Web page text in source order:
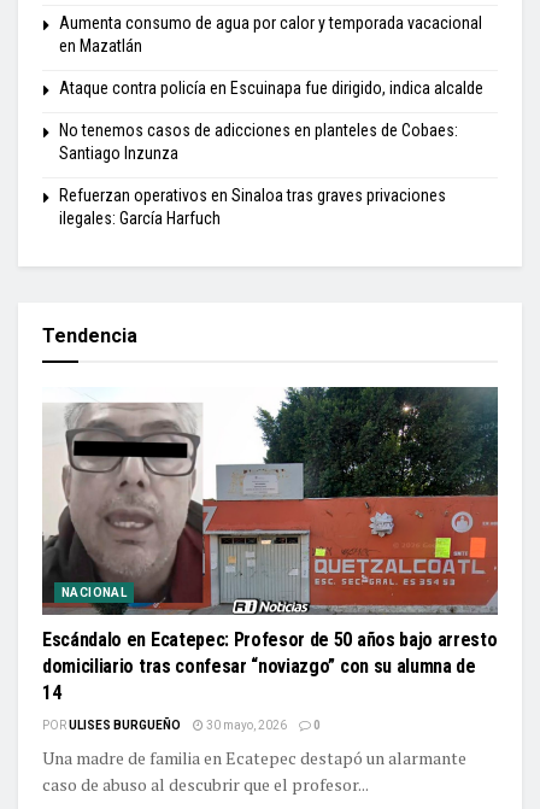
Aumenta consumo de agua por calor y temporada vacacional
en Mazatlán
Ataque contra policía en Escuinapa fue dirigido, indica alcalde
No tenemos casos de adicciones en planteles de Cobaes:
Santiago Inzunza
Refuerzan operativos en Sinaloa tras graves privaciones
ilegales: García Harfuch
Tendencia
NACIONAL
Escándalo en Ecatepec: Profesor de 50 años bajo arresto
domiciliario tras confesar “noviazgo” con su alumna de
14
PORULISES BURGUEÑO 30 mayo, 2026 0
Una madre de familia en Ecatepec destapó un alarmante
caso de abuso al descubrir que el profesor...